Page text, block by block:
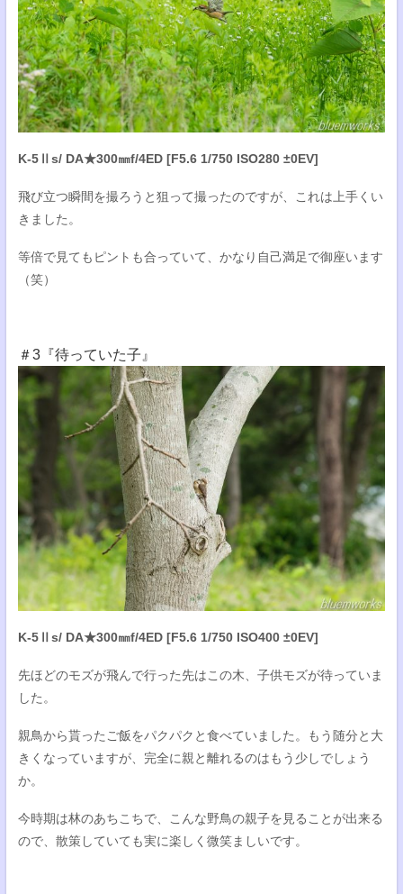
K-5Ⅱs/ DA★300㎜f/4ED [F5.6 1/750 ISO280 ±0EV]
飛び立つ瞬間を撮ろうと狙って撮ったのですが、これは上手くい
きました。
等倍で見てもピントも合っていて、かなり自己満足で御座います
（笑）
＃3『待っていた子』
K-5Ⅱs/ DA★300㎜f/4ED [F5.6 1/750 ISO400 ±0EV]
先ほどのモズが飛んで行った先はこの木、子供モズが待っていま
した。
親鳥から貰ったご飯をパクパクと食べていました。もう随分と大
きくなっていますが、完全に親と離れるのはもう少しでしょう
か。
今時期は林のあちこちで、こんな野鳥の親子を見ることが出来る
ので、散策していても実に楽しく微笑ましいです。